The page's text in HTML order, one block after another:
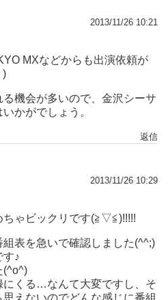
2013/11/26 10:21
MXなどからも出演依頼が
)
機会が多いので、金沢シーサ
かがでしょう。
返信
2013/11/26 10:29
ちゃビックリです(≧▽≦)!!!!!
表を急いで確認しました(^^;)
す♪
(^o^)
にくる…なんて大変ですし、そ
えないのでどんな感じに番組